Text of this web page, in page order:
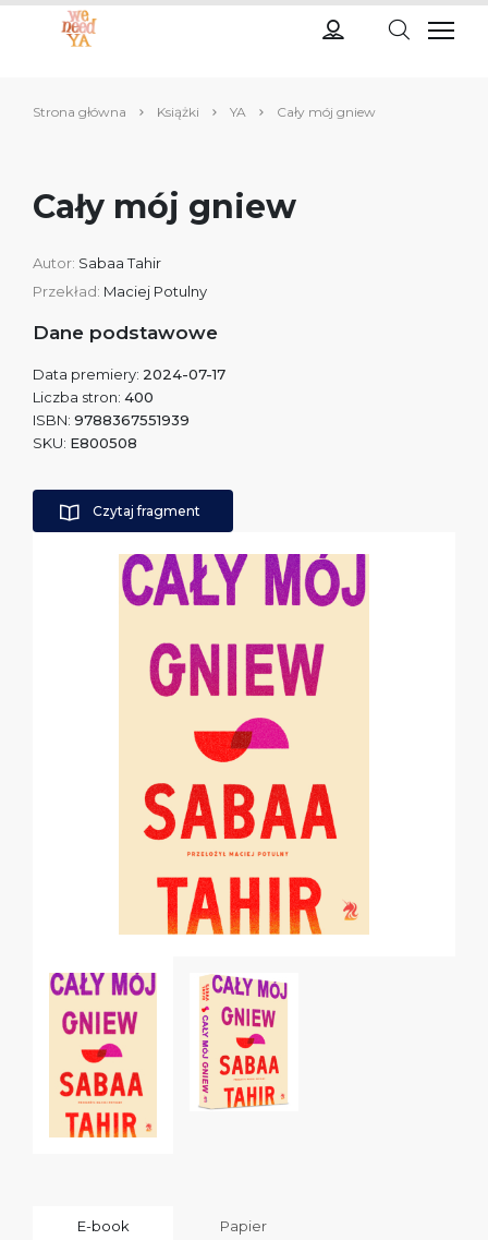
Strona główna Książki YA Cały mój gniew
Cały mój gniew
Autor: Sabaa Tahir
Przekład: Maciej Potulny
Dane podstawowe
Data premiery: 2024-07-17
Liczba stron: 400
ISBN: 9788367551939
SKU: E800508
Czytaj fragment
E-book Papier